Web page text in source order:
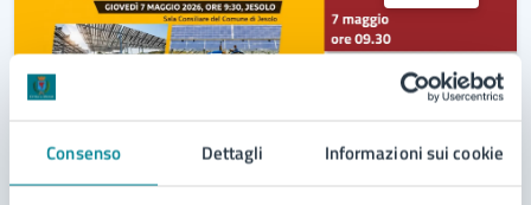
Consenso Dettagli Informazioni sui cookie
CONFERENZA E SUMMIT